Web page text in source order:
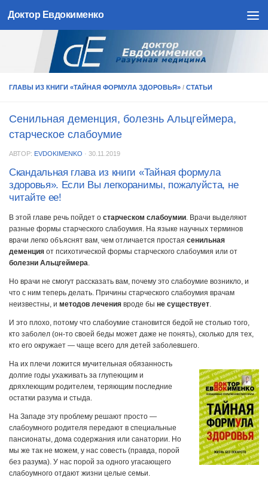
Skip to content
Доктор Евдокименко
ГЛАВЫ ИЗ КНИГИ «ТАЙНАЯ ФОРМУЛА ЗДОРОВЬЯ» / СТАТЬИ
Сенильная деменция, болезнь Альцгеймера,
старческое слабоумие
АВТОР: EVDOKIMENKO · 30.11.2019
Скандальная глава из книги «Тайная формула
здоровья». Если Вы легкоранимы, пожалуйста, не
читайте ее!
В этой главе речь пойдет о старческом слабоумии . Врачи выделяют
разные формы старческого слабоумия. На языке научных терминов
врачи легко объяснят вам, чем отличается простая сенильная
деменция от психотической формы старческого слабоумия или от
болезни Альцгеймера
Но врачи не смогут рассказать вам, почему это слабоумие возникло, и
что с ним теперь делать. Причины старческого слабоумия врачам
неизвестны, и методов лечения вроде бы не существует
И это плохо, потому что слабоумие становится бедой не столько того,
кто заболел (он-то своей беды может даже не понять), сколько для тех,
кто его окружает — чаще всего для детей заболевшего.
На их плечи ложится мучительная обязанность
долгие годы ухаживать за глупеющим и
дряхлеющим родителем, теряющим последние
остатки разума и стыда.
На Западе эту проблему решают просто —
слабоумного родителя передают в специальные
пансионаты, дома содержания или санатории. Но
мы же так не можем, у нас совесть (правда, порой
без разума). У нас порой за одного угасающего
слабоумного отдают жизни целые семьи.